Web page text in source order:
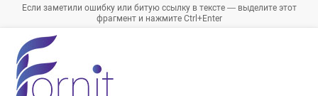
Если заметили ошибку или битую ссылку в тексте — выделите этот
фрагмент и нажмите Ctrl+Enter